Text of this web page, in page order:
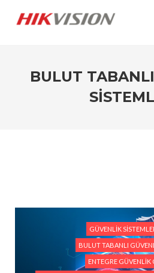
#Bulut Üzerinden Güvenlik
Yolları
#Hikvision Cloud ile Uzaktan
#Hikvision Bulut Tabanlı
BULUT
GÜVENLIK
BULUT TABANLI
ENTEGRE GÜVENLIK